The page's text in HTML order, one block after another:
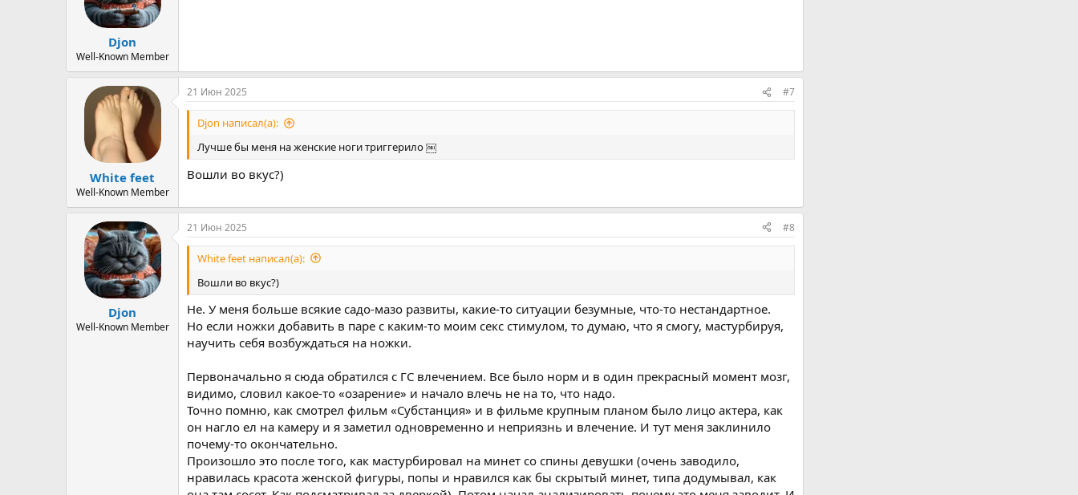
Djon
Well-Known Member
White feet
Well-Known Member
21 Июн 2025 #7
Djon написал(а):
Лучше бы меня на женские ноги триггерило ￼
Вошли во вкус?)
Djon
Well-Known Member
21 Июн 2025 #8
White feet написал(а):
Вошли во вкус?)
Не. У меня больше всякие садо-мазо развиты, какие-то ситуации безумные, что-то нестандартное.
Но если ножки добавить в паре с каким-то моим секс стимулом, то думаю, что я смогу, мастурбируя,
научить себя возбуждаться на ножки.
Первоначально я сюда обратился с ГС влечением. Все было норм и в один прекрасный момент мозг,
видимо, словил какое-то «озарение» и начало влечь не на то, что надо.
Точно помню, как смотрел фильм «Субстанция» и в фильме крупным планом было лицо актера, как
он нагло ел на камеру и я заметил одновременно и неприязнь и влечение. И тут меня заклинило
почему-то окончательно.
Произошло это после того, как мастурбировал на минет со спины девушки (очень заводило,
нравилась красота женской фигуры, попы и нравился как бы скрытый минет, типа додумывал, как